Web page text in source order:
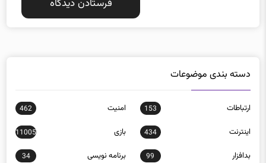
دسته بندی موضوعات
ارتباطات 153 امنيت 462
اينترنت 434 بازی 11005